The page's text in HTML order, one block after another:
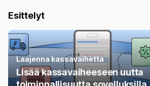
Esittelyt
Laajenna kassavaihetta
Lisää kassavaiheeseen uutta